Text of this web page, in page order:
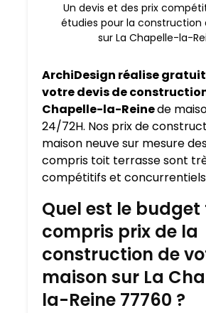
Un devis et des prix
étudies pour la construction
sur La Chapelle-la-
ArchiDesign réalise
votre devis de
Chapelle-la-Reinede
24/72H. Nos prix de
maison neuve sur mesure
compris toit terrasse sont
compétitifs et
Quel est le
compris prix de la
construction de
maison sur La
la-Reine 77760 ?